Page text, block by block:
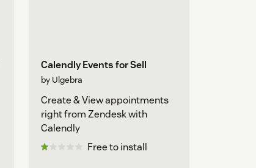
Calendly Events for Sell
by Ulgebra
Create & View appointments
right from Zendesk with
Calendly
Free to install